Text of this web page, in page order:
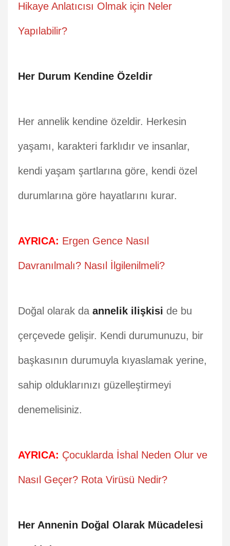
Hikaye Anlatıcısı Olmak için Neler
Yapılabilir?
Her Durum Kendine Özeldir
Her annelik kendine özeldir. Herkesin
yaşamı, karakteri farklıdır ve insanlar,
kendi yaşam şartlarına göre, kendi özel
durumlarına göre hayatlarını kurar.
AYRICA: Ergen Gence Nasıl
Davranılmalı? Nasıl İlgilenilmeli?
Doğal olarak da annelik ilişkisi de bu
çerçevede gelişir. Kendi durumunuzu, bir
başkasının durumuyla kıyaslamak yerine,
sahip olduklarınızı güzelleştirmeyi
denemelisiniz.
AYRICA: Çocuklarda İshal Neden Olur ve
Nasıl Geçer? Rota Virüsü Nedir?
Her Annenin Doğal Olarak Mücadelesi